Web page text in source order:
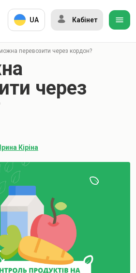
UA Кабінет
перевозити через кордон?
через
Ірина Кіріна